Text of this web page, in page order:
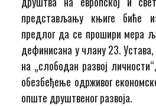
представљању књиге биће
предлог да се прошири мера
дефинисана у члану 23.
на „слободан развој
обезбеђење одрживог
опште друштвеног развоја.